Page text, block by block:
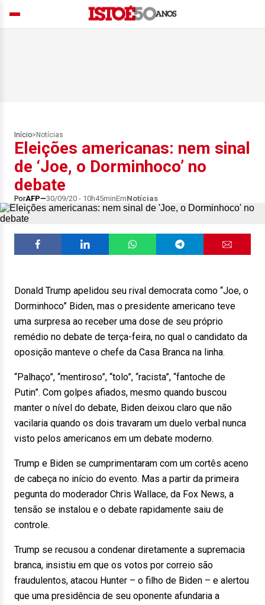
Início> Notícias
Eleições americanas: nem sinal
de ‘Joe, o Dorminhoco’ no
debate
PorAFP 30/09/20 - 10h45minEmNotícias
Donald Trump apelidou seu rival democrata como “Joe, o
Dorminhoco” Biden, mas o presidente americano teve
uma surpresa ao receber uma dose de seu próprio
remédio no debate de terça-feira, no qual o candidato da
oposição manteve o chefe da Casa Branca na linha.
“Palhaço”, “mentiroso”, “tolo”, “racista”, “fantoche de
Putin”. Com golpes afiados, mesmo quando buscou
manter o nível do debate, Biden deixou claro que não
vacilaria quando os dois travaram um duelo verbal nunca
visto pelos americanos em um debate moderno.
Trump e Biden se cumprimentaram com um cortês aceno
de cabeça no início do evento. Mas a partir da primeira
pegunta do moderador Chris Wallace, da Fox News, a
tensão se instalou e o debate rapidamente saiu de
controle.
Trump se recusou a condenar diretamente a supremacia
branca, insistiu em que os votos por correio são
fraudulentos, atacou Hunter – o filho de Biden – e alertou
que uma presidência de seu oponente afundaria a